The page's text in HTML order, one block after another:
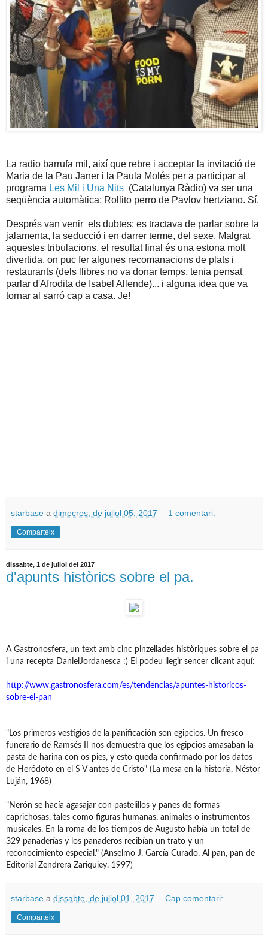
La radio barrufa mil, així que rebre i acceptar la invitació de
Maria de la Pau Janer i la Paula Molés per a participar al
programa Les Mil i Una Nits (Catalunya Ràdio) va ser una
seqüència automàtica; Rollito perro de Pavlov hertziano. Sí.
Després van venir els dubtes: es tractava de parlar sobre la
jalamenta, la seducció i en darrer terme, del sexe. Malgrat
aquestes tribulacions, el resultat final és una estona molt
divertida, on puc fer algunes recomanacions de plats i
restaurants (dels llibres no va donar temps, tenia pensat
parlar d'Afrodita de Isabel Allende)... i alguna idea que va
tornar al sarró cap a casa. Je!
starbase a dimecres, de juliol 05, 2017 1 comentari:
Comparteix
dissabte, 1 de juliol del 2017
d'apunts històrics sobre el pa.
A Gastronosfera, un text amb cinc pinzellades històriques sobre el pa
i una recepta DanielJordanesca :) El podeu llegir sencer clicant aquí:
http://www.gastronosfera.com/es/tendencias/apuntes-historicos-
sobre-el-pan
"Los primeros vestigios de la panificación son egipcios. Un fresco
funerario de Ramsés II nos demuestra que los egipcios amasaban la
pasta de harina con os pies, y esto queda confirmado por los datos
de Heródoto en el S V antes de Cristo" (La mesa en la historia, Néstor
Luján, 1968)
"Nerón se hacía agasajar con pastelillos y panes de formas
caprichosas, tales como figuras humanas, animales o instrumentos
musicales. En la roma de los tiempos de Augusto había un total de
329 panaderías y los panaderos recibían un trato y un
reconocimiento especial." (Anselmo J. García Curado. Al pan, pan de
Editorial Zendrera Zariquiey. 1997)
starbase a dissabte, de juliol 01, 2017 Cap comentari:
Comparteix